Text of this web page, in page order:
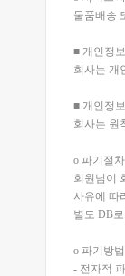
물품배송
■ 개인정
회사는 개
■ 개인정
회사는 원
ο 파기절차
회원님이
사유에 따
별도 DB
ο 파기방법
- 전자적